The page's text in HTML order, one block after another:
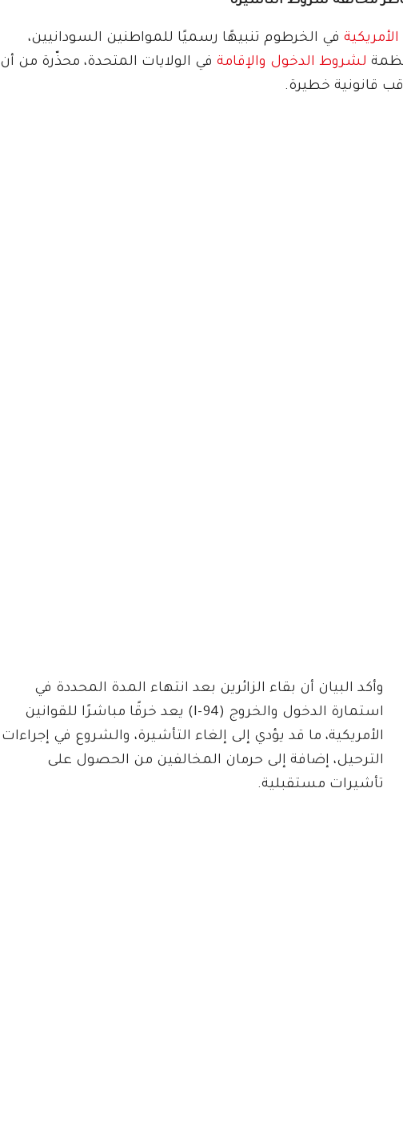
في الخرطوم تنبيهًا رسميًا للمواطنين السودانيين،
لشروط الدخول والإقامة في الولايات المتحدة، محذّرة من أن
قانونية خطيرة.
وأكد البيان أن بقاء الزائرين بعد انتهاء المدة المحددة في
استمارة الدخول والخروج (I-94) يعد خرقًا مباشرًا للقوانين
الأمريكية، ما قد يؤدي إلى إلغاء التأشيرة، والشروع في إجراءات
الترحيل، إضافة إلى حرمان المخالفين من الحصول على
تأشيرات مستقبلية.